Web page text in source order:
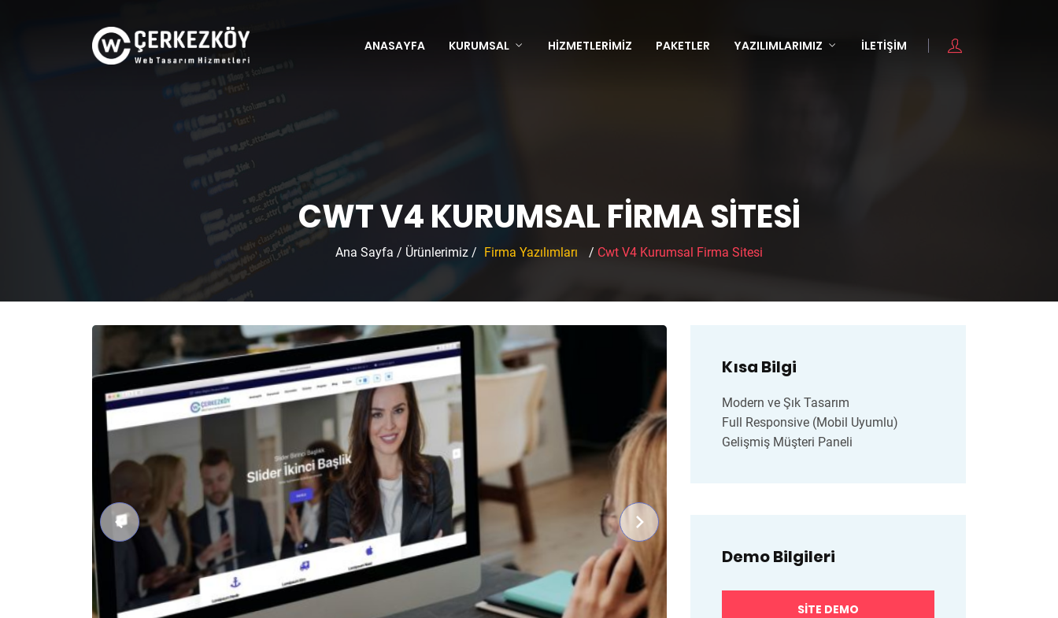
ANASAYFA KURUMSAL HIZMETLERIMIZ PAKETLER YAZILIMLARIMIZ İLETIŞIM
CWT V4 KURUMSAL FIRMA SITESI
Ana Sayfa / Ürünlerimiz/ Firma Yazılımları / Cwt V4 Kurumsal Firma Sitesi
Kısa Bilgi
Modern ve Şık Tasarım
Full Responsive (Mobil Uyumlu)
Gelişmiş Müşteri Paneli
Demo Bilgileri
SITE DEMO